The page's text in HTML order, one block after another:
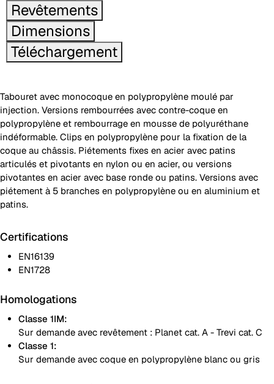
Revêtements
Dimensions
Téléchargement
Tabouret avec monocoque en polypropylène moulé par
injection. Versions rembourrées avec contre-coque en
polypropylène et rembourrage en mousse de polyuréthane
indéformable. Clips en polypropylène pour la fixation de la
coque au châssis. Piétements fixes en acier avec patins
articulés et pivotants en nylon ou en acier, ou versions
pivotantes en acier avec base ronde ou patins. Versions avec
piétement à 5 branches en polypropylène ou en aluminium et
patins.
Certifications
EN16139
EN1728
Homologations
Classe 1IM:
Sur demande avec revêtement : Planet cat. A - Trevi cat. C
Classe 1:
Sur demande avec coque en polypropylène blanc ou gris